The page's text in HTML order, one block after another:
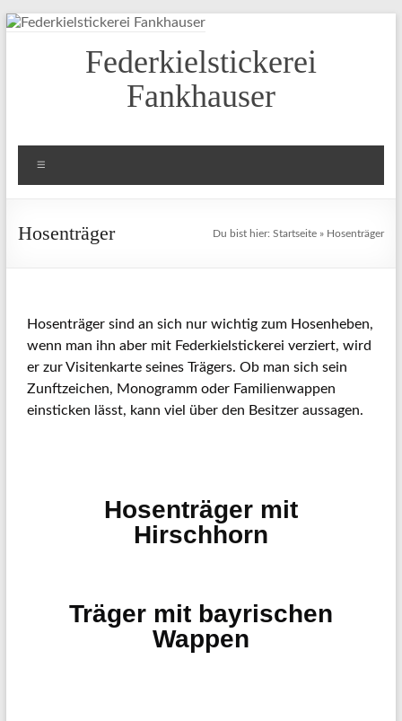
Federkielstickerei
Fankhauser
Hosenträger Du bist hier:Startseite » Hosenträger
Hosenträger sind an sich nur wichtig zum Hosenheben,
wenn man ihn aber mit Federkielstickerei verziert, wird
er zur Visitenkarte seines Trägers. Ob man sich sein
Zunftzeichen, Monogramm oder Familienwappen
einsticken lässt, kann viel über den Besitzer aussagen.
Hosenträger mit
Hirschhorn
Träger mit bayrischen
Wappen